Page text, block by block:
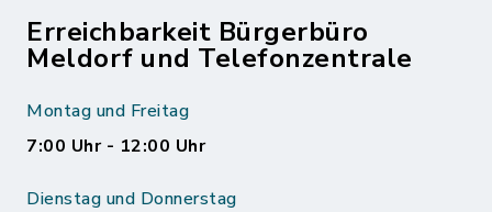
Erreichbarkeit Bürgerbüro
Meldorf und Telefonzentrale
Montag und Freitag
7:00 Uhr - 12:00 Uhr
Dienstag und Donnerstag